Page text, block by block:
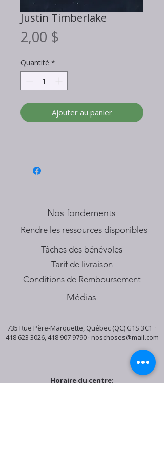
Justin Timberlake
2,00 $
Quantité *
Ajouter au panier
Nos fondements
​Rendre les ressources disponibles
Tâches des bénévoles
Tarif de livraison
Conditions de Remboursement
Médias
735 Rue Père-Marquette, Québec (QC) G1S 3C1 ·
418 623 3026,418 907 9790· noschoses@mail.com
Horaire du centre: